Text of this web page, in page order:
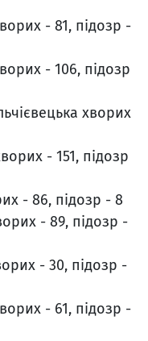
- 81, підозр -
- 106, підозр
хворих
- 151, підозр
- 86, підозр - 8
- 89, підозр -
- 30, підозр -
- 61, підозр -